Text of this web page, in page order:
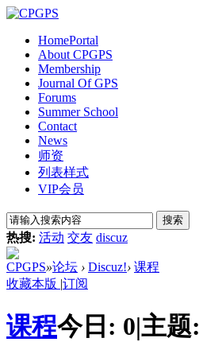
HomePortal
About CPGPS
Membership
Journal Of GPS
Forums
Summer School
Contact
News
师资
列表样式
VIP会员
搜索
热搜: 活动 交友 discuz
CPGPS»论坛 › Discuz!› 课程
收藏本版 |订阅
课程今日: 0|主题: